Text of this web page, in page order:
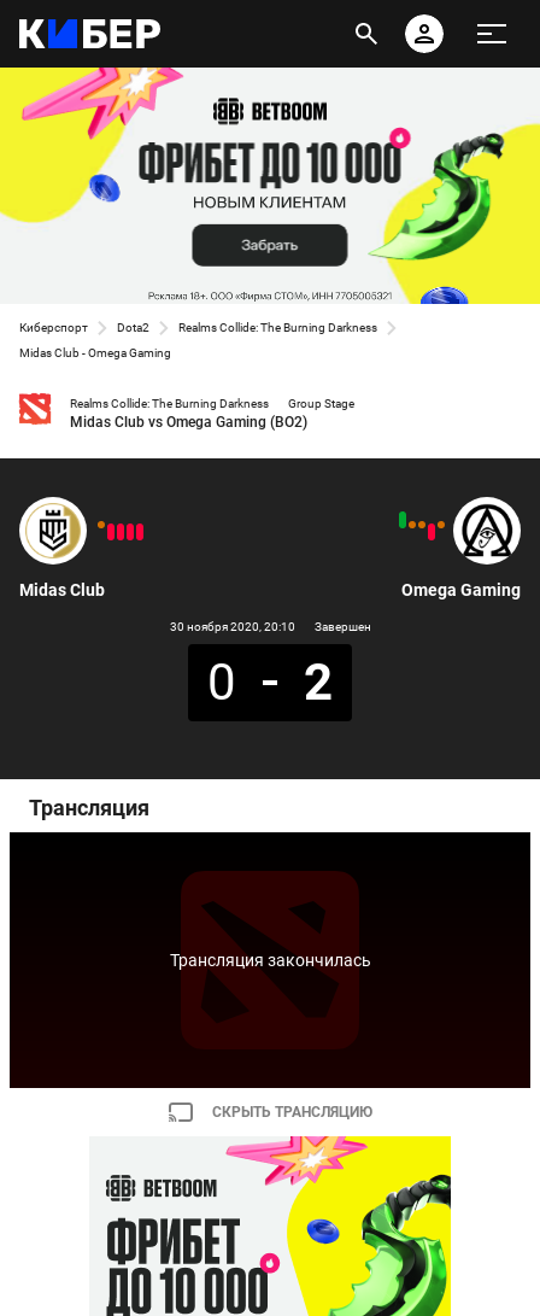
Киберспорт Dota2
Realms Collide: The Burning Darkness
Midas Club - Omega Gaming
Realms Collide: The Burning Darkness Group Stage
Midas Club vs Omega Gaming (BO2)
Midas Club
30 ноября 2020 , 20:10 Завершен
0 2
Omega Gaming
Трансляция
Трансляция закончилась
СКРЫТЬ ТРАНСЛЯЦИЮ